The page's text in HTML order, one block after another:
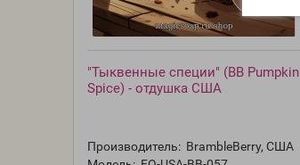
"Тыквенные специи" (BB Pumpkin
Spice) - отдушка США
Производитель: BrambleBerry, США